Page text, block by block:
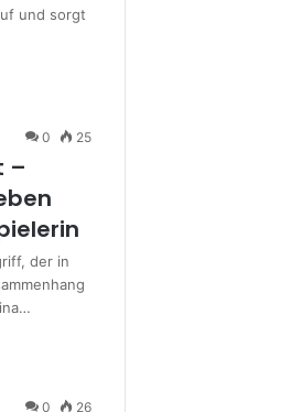
und sorgt
0 25
–
der in
0 26